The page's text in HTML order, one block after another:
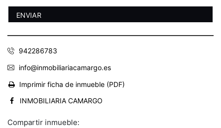
942286783
info@inmobiliariacamargo.es
Imprimir ficha de inmueble (PDF)
INMOBILIARIA CAMARGO
Compartir inmueble: